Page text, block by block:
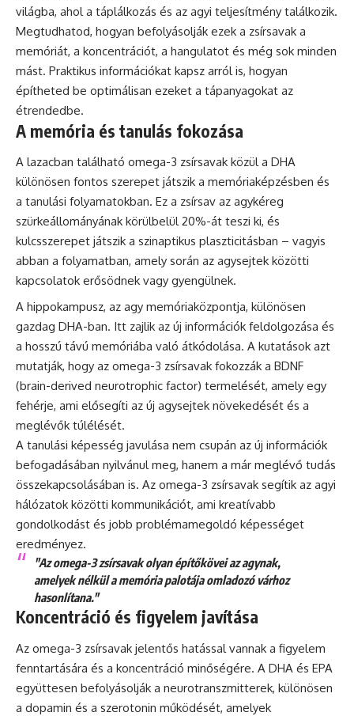
világba, ahol a táplálkozás és az agyi teljesítmény találkozik.
Megtudhatod, hogyan befolyásolják ezek a zsírsavak a
memóriát, a koncentrációt, a hangulatot és még sok minden
mást. Praktikus információkat kapsz arról is, hogyan
építheted be optimálisan ezeket a tápanyagokat az
étrendedbe.
A memória és tanulás fokozása
A lazacban található omega-3 zsírsavak közül a DHA
különösen fontos szerepet játszik a memóriaképzésben és
a tanulási folyamatokban. Ez a zsírsav az agykéreg
szürkeállományának körülbelül 20%-át teszi ki, és
kulcsszerepet játszik a szinaptikus plaszticitásban – vagyis
abban a folyamatban, amely során az agysejtek közötti
kapcsolatok erősödnek vagy gyengülnek.
A hippokampusz, az agy memóriaközpontja, különösen
gazdag DHA-ban. Itt zajlik az új információk feldolgozása és
a hosszú távú memóriába való átkódolása. A kutatások azt
mutatják, hogy az omega-3 zsírsavak fokozzák a BDNF
(brain-derived neurotrophic factor) termelését, amely egy
fehérje, ami elősegíti az új agysejtek növekedését és a
meglévők túlélését.
A tanulási képesség javulása nem csupán az új információk
befogadásában nyilvánul meg, hanem a már meglévő tudás
összekapcsolásában is. Az omega-3 zsírsavak segítik az agyi
hálózatok közötti kommunikációt, ami kreatívabb
gondolkodást és jobb problémamegoldó képességet
eredményez.
"Az omega-3 zsírsavak olyan építőkövei az agynak,
amelyek nélkül a memória palotája omladozó várhoz
hasonlítana."
Koncentráció és figyelem javítása
Az omega-3 zsírsavak jelentős hatással vannak a figyelem
fenntartására és a koncentráció minőségére. A DHA és EPA
együttesen befolyásolják a neurotranszmitterek, különösen
a dopamin és a szerotonin működését, amelyek